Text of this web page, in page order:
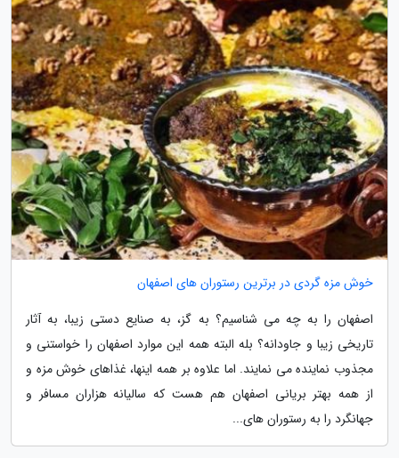
خوش مزه گردی در برترین رستوران های اصفهان
اصفهان را به چه می شناسیم؟ به گز، به صنایع دستی زیبا، به آثار
تاریخی زیبا و جاودانه؟ بله البته همه این موارد اصفهان را خواستنی و
مجذوب نماینده می نمایند. اما علاوه بر همه اینها، غذاهای خوش مزه و
از همه بهتر بریانی اصفهان هم هست که سالیانه هزاران مسافر و
جهانگرد را به رستوران های...